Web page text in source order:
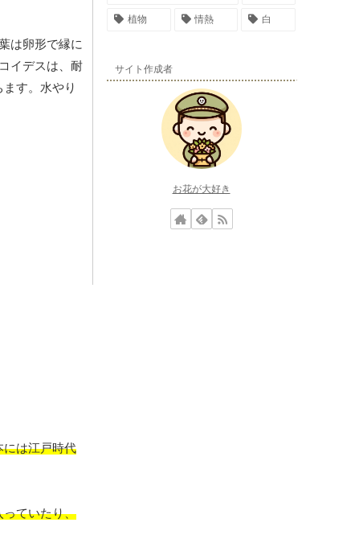
は卵形で縁に
イデスは、耐
す。水やり
には江戸時代
っていたり、
植物 情熱 白
サイト作成者
お花が大好き